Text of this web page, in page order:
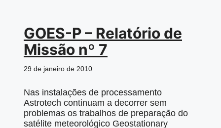
GOES-P – Relatório de
Missão nº 7
29 de janeiro de 2010
Nas instalações de processamento
Astrotech continuam a decorrer sem
problemas os trabalhos de preparação do
satélite meteorológico Geostationary